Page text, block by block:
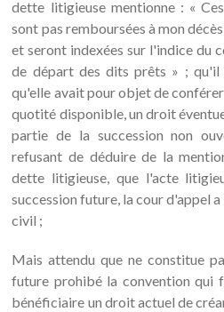
dette litigieuse mentionne : «
sont pas remboursées à mon
et seront indexées sur l'indice du
de départ des dits prêts » ; qu'il
qu'elle avait pour objet de conférer
quotité disponible, un droit
partie de la succession non
refusant de déduire de la
dette litigieuse, que l'acte
succession future, la cour d'appel
civil ;
Mais attendu que ne constitue
future prohibé la convention qui
bénéficiaire un droit actuel de